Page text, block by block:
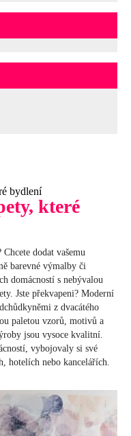
bydlení
které
dodat vašemu
barevné výmalby či
domácností s nebývalou
Jste překvapeni? Moderní
z dvacátého
paletou vzorů, motivů a
jsou vysoce kvalitní.
vybojovaly si své
hotelích nebo kancelářích.